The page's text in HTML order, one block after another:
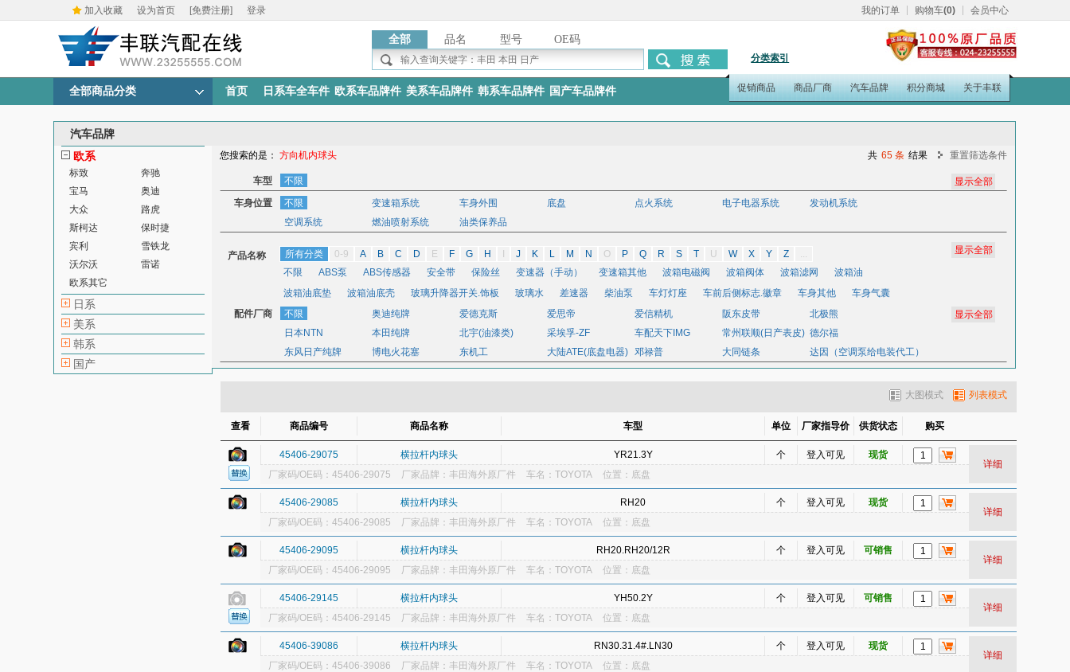
加入收藏 设为首页 [免费注册] 登录 我的订单 购物车(0) 会员中心
分类索引
全部 品名 型号 OE码
促销商品 商品厂商 汽车品牌 积分商城 关于丰联
全部商品分类 首页 日系车全车件 欧系车品牌件 美系车品牌件 韩系车品牌件 国产车品牌件
汽车品牌
欧系
标致
奔驰
宝马
奥迪
大众
路虎
斯柯达
保时捷
宾利
雪铁龙
沃尔沃
雷诺
欧系其它
日系
美系
韩系
国产
您搜索的是： 共 65 条 结果 重置筛选条件
方向机内球头
车型
不限
车身位置
不限 变速箱系统 车身外围 底盘 点火系统 电子电器系统
发动机系统
空调系统
燃油喷射系统 油类保养品
产品名称 所有分类 0-9 A B C D E F G H J K L M N O P Q R S T U W X Y Z
...
不限
ABS泵 ABS传感器 安全带 保险丝 变速器（手动） 变速箱其他 波箱电磁阀 波箱阀体 波箱滤网
波箱油
波箱油底垫
波箱油底壳 玻璃升降器开关.饰板 玻璃水 差速器 柴油泵 车灯灯座 车前后侧标志.徽章 车身其他
车身气囊
车速传感器
车用标准五金件 传递轴十字轴 传动轴 怠速马达 倒车镜
底盘其他
点火开关
点火其他 点火线圈 电子其他 动力转向电脑板 发电机 发动机 发动机大修包 发动机电脑
发动机脚胶
发动机其他
发动机油壳 方向管柱 方向机 方向机内球头 方向机外球头 方向机助力泵 方向助力油 防冻液
防腐剂
换挡杆总成
换挡拉线 活塞 活塞环 火花塞 机油 机油泵 机油传感器（机油塞） 机油滤清器（机油格）
机油散热器
减震器
节气门 节气门传感器 进气门 空调电子扇
空调离合器（泵头）
空调滤芯（空调格）
空调膨胀阀 空调皮带 空调皮带涨紧轮 空调其他 空气流量计
拉手
喇叭 冷暖风机总成 离合器分泵 离合器总泵
连杆瓦
轮毂（钢圈） 门灯开关 暖风机 排气门 排气支管 牌照灯 喷油嘴
前杠支架
前护杠 前机盖 前减振器 前轮轴承 前轮轴头 前门玻璃 前门玻璃外压条 前门壳 前牌照架
前桥
前刹车分泵
前刹车片 前上悬臂 前下悬臂 前叶子板 前叶子板内衬 前叶子板支架 前中网 前转向节 曲轴
曲轴齿
曲轴瓦
曲轴止推片 燃油表传感器 燃油添加剂 日行灯
刹车盘
刹车油
刹车总泵 升降器开关 输出轴 输入轴 水温传感器（水温塞） 水箱
雾灯框
蓄电池 悬挂底盘升降油 氧传感器 引擎修复剂 油品其他 预热塞
蒸发器芯
智能钥匙
中缸 转向灯 装饰条 自动波偶合器 自动波箱
显示全部
配件厂商 不限 奥迪纯牌 爱德克斯 爱思帝 爱信精机 阪东皮带
北极熊
日本NTN
本田纯牌 北宇(油漆类) 采埃孚-ZF 车配天下IMG 常州联顺(日产表皮) 德尔福
东风日产纯牌
博电火花塞 东机工 大陆ATE(底盘电器) 邓禄普 大同链条 达因（空调泵给电装代工）
列表模式
大图模式
查看 商品编号 商品名称 车型 单位 厂家指导价 供货状态 购买
45406-29075 横拉杆内球头 YR21.3Y 个 登入可见
现货
详细
厂家码/OE码：45406-29075
厂家品牌：丰田海外原厂件 车名：TOYOTA 位置：底盘
45406-29085 横拉杆内球头 RH20 个 登入可见
现货
详细
厂家码/OE码：45406-29085
厂家品牌：丰田海外原厂件 车名：TOYOTA 位置：底盘
45406-29095 横拉杆内球头 RH20.RH20/12R 个 登入可见
可销售
详细
厂家码/OE码：45406-29095
厂家品牌：丰田海外原厂件 车名：TOYOTA 位置：底盘
45406-29145 横拉杆内球头 YH50.2Y 个 登入可见
可销售
详细
厂家码/OE码：45406-29145
厂家品牌：丰田海外原厂件 车名：TOYOTA 位置：底盘
45406-39086 横拉杆内球头 RN30.31.4#.LN30 个 登入可见
现货
详细
厂家码/OE码：45406-39086
厂家品牌：丰田海外原厂件 车名：TOYOTA 位置：底盘